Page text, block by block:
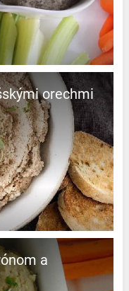
orechmi